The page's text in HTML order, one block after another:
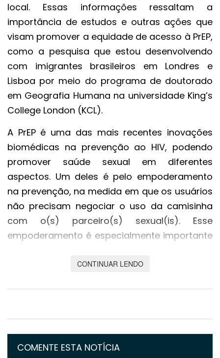
local. Essas informações ressaltam a
importância de estudos e outras ações que
visam promover a equidade de acesso à PrEP,
como a pesquisa que estou desenvolvendo
com imigrantes brasileiros em Londres e
Lisboa por meio do programa de doutorado
em Geografia Humana na universidade King’s
College London (KCL).
A PrEP é uma das mais recentes inovações
biomédicas na prevenção ao HIV, podendo
promover saúde sexual em diferentes
aspectos. Um deles é pelo empoderamento
na prevenção, na medida em que os usuários
não precisam negociar o uso da camisinha
com o(s) parceiro(s) sexual(is). Esse
empoderamento é especialmente importante
com o vírus, como receptores de sexo anal,
camisinha, a PrEP pode oferecer mais prazer
CONTINUAR LENDO
COMENTE ESTA NOTÍCIA